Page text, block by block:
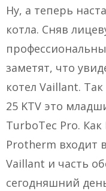
Ну, а теперь
котла. Сняв
заметят, что
котел Vaillant.
25 KTV это
TurboTec Pro.
Protherm входит
Vaillant и часть
сегодняшний